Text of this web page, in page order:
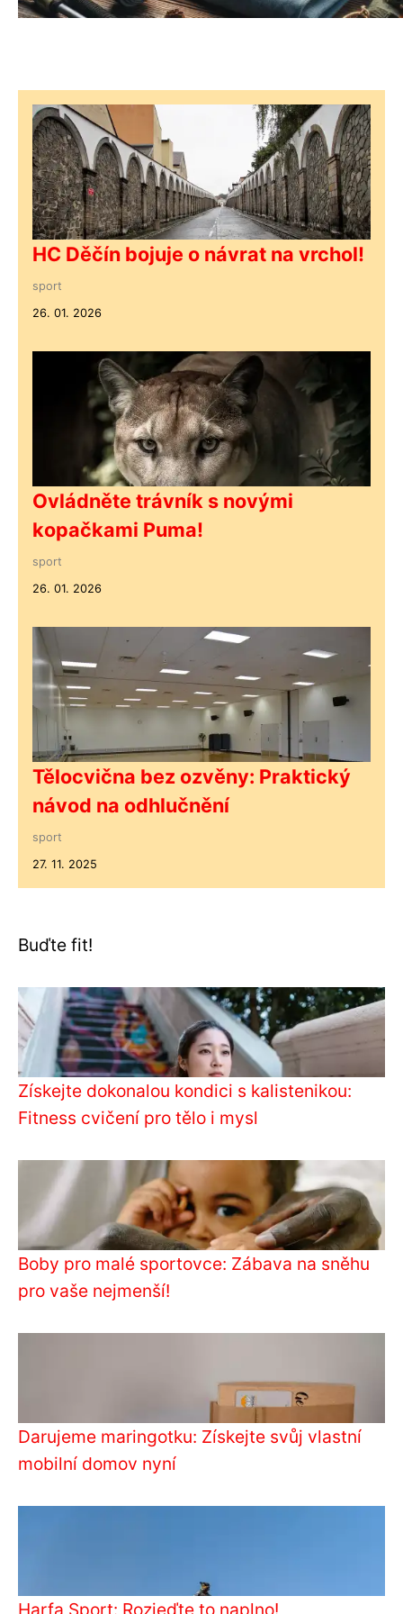
HC Děčín bojuje o návrat na vrchol!
sport
26. 01. 2026
Ovládněte trávník s novými
kopačkami Puma!
sport
26. 01. 2026
Tělocvična bez ozvěny: Praktický
návod na odhlučnění
sport
27. 11. 2025
Buďte fit!
Získejte dokonalou kondici s kalistenikou:
Fitness cvičení pro tělo i mysl
Boby pro malé sportovce: Zábava na sněhu
pro vaše nejmenší!
Darujeme maringotku: Získejte svůj vlastní
mobilní domov nyní
Harfa Sport: Rozjeďte to naplno!